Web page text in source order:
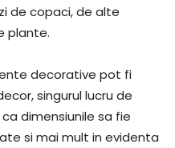
de copaci, de alte
plante.
decorative pot fi
singurul lucru de
dimensiunile sa fie
si mai mult in evidenta